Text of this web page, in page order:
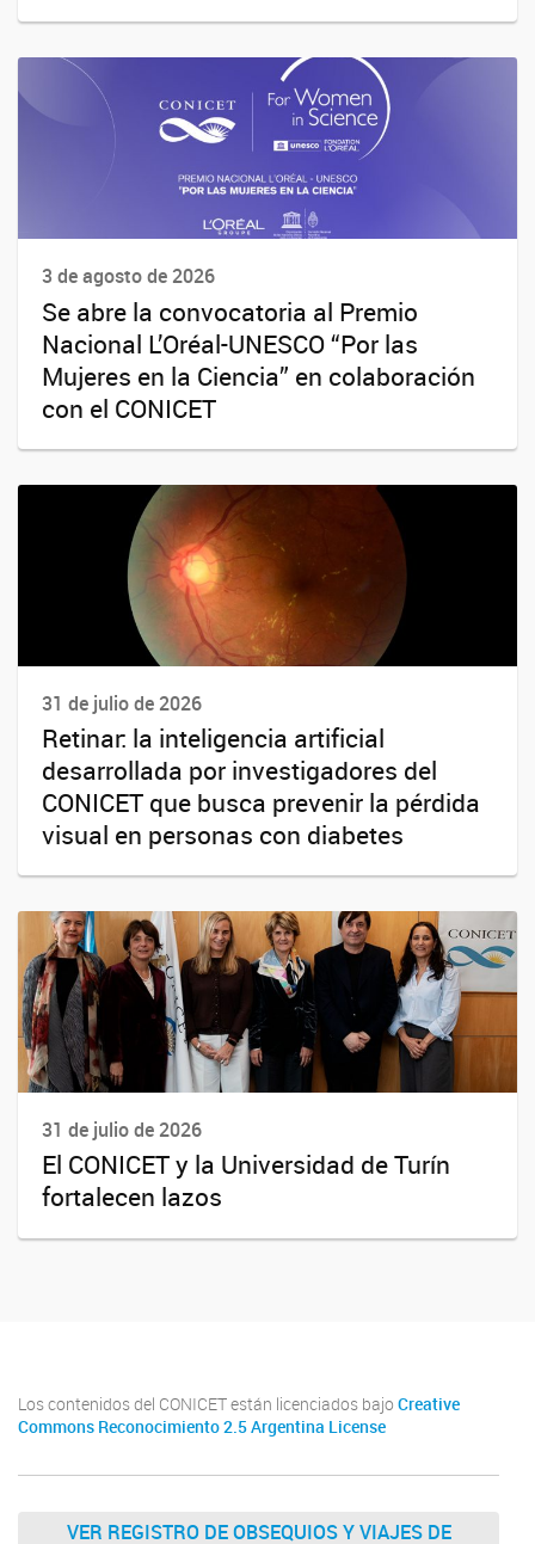
3 de agosto de 2026
Se abre la convocatoria al Premio
Nacional L’Oréal-UNESCO “Por las
Mujeres en la Ciencia” en colaboración
con el CONICET
31 de julio de 2026
Retinar: la inteligencia artificial
desarrollada por investigadores del
CONICET que busca prevenir la pérdida
visual en personas con diabetes
31 de julio de 2026
El CONICET y la Universidad de Turín
fortalecen lazos
Los contenidos del CONICET están licenciados bajo Creative
Commons Reconocimiento 2.5 Argentina License
VER REGISTRO DE OBSEQUIOS Y VIAJES DE